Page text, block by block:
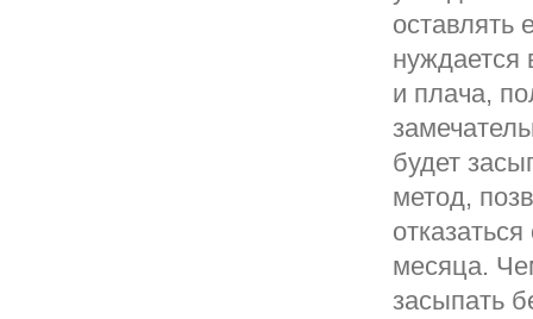
оставлять
нуждается
и плача,
будет
метод,
месяца.
засыпать